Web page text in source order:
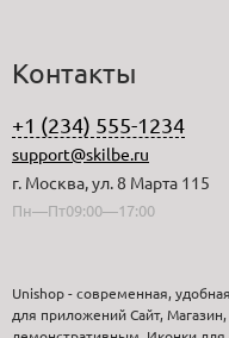
Контакты
+1 (234) 555-1234
support@skilbe.ru
г. Москва, ул. 8 Марта 115
Пн—Пт09:00—17:00
Unishop - современная,
для приложений Сайт,